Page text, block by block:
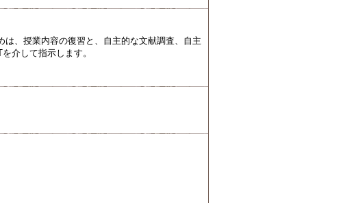
、授業内容の復習と、自主的な文献調査、自主
介して指示します。